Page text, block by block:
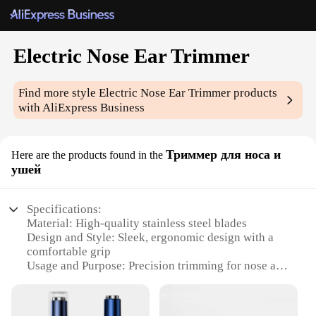
Electric Nose Ear Trimmer
Find more styleElectric Nose Ear Trimmer products
with AliExpress Business
Here are the products found in the Триммер для носа и
ушей
Specifications:
Material: High-quality stainless steel blades
Design and Style: Sleek, ergonomic design with a
comfortable grip
Usage and Purpose: Precision trimming for nose and
Performance and Property: Powerful motor for
efficient trimming